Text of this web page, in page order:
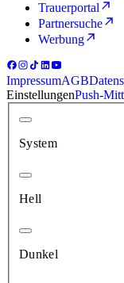
Trauerportal
Partnersuche
Werbung
ImpressumAGB
EinstellungenPush-
System
Hell
Dunkel